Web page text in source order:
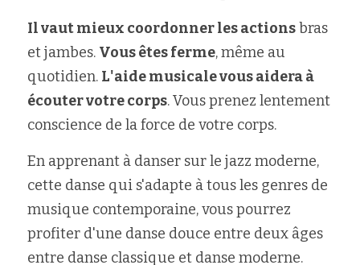
Il vaut mieux coordonner les actions bras
et jambes. Vous êtes ferme, même au
quotidien. L'aide musicale vous aidera à
écouter votre corps. Vous prenez lentement
conscience de la force de votre corps.
En apprenant à danser sur le jazz moderne,
cette danse qui s'adapte à tous les genres de
musique contemporaine, vous pourrez
profiter d'une danse douce entre deux âges
entre danse classique et danse moderne.